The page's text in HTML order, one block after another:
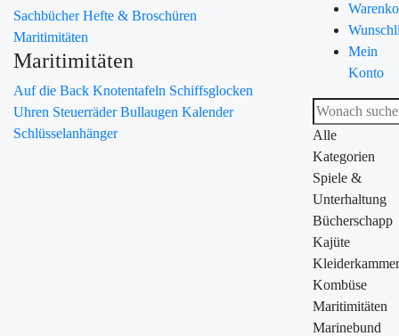
SachbücherHefte & Broschüren
Maritimitäten
Maritimitäten
Auf die Back Knotentafeln Schiffsglocken
Uhren SteuerräderBullaugen Kalender
Schlüsselanhänger
Mein
Konto
Alle
Kategorien
Spiele &
Unterhaltung
Bücherschapp
Kajüte
Kleiderkammer
Kombüse
Maritimitäten
Marinebund